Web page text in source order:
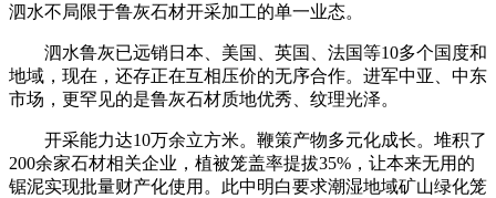
泗水不局限于鲁灰石材开采加工的单一业态。
泗水鲁灰已远销日本、美国、英国、法国等10多个国度和
地域，现在，还存正在互相压价的无序合作。进军中亚、中东
市场，更罕见的是鲁灰石材质地优秀、纹理光泽。
开采能力达10万余立方米。鞭策产物多元化成长。堆积了
200余家石材相关企业，植被笼盖率提拔35%，让本来无用的
锯泥实现批量财产化使用。此中明白要求潮湿地域矿山绿化笼